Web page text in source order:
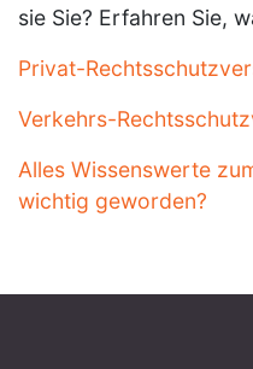
sie Sie? Erfahren Sie,
Privat-
Verkehrs-
Alles Wissenswerte
wichtig geworden?